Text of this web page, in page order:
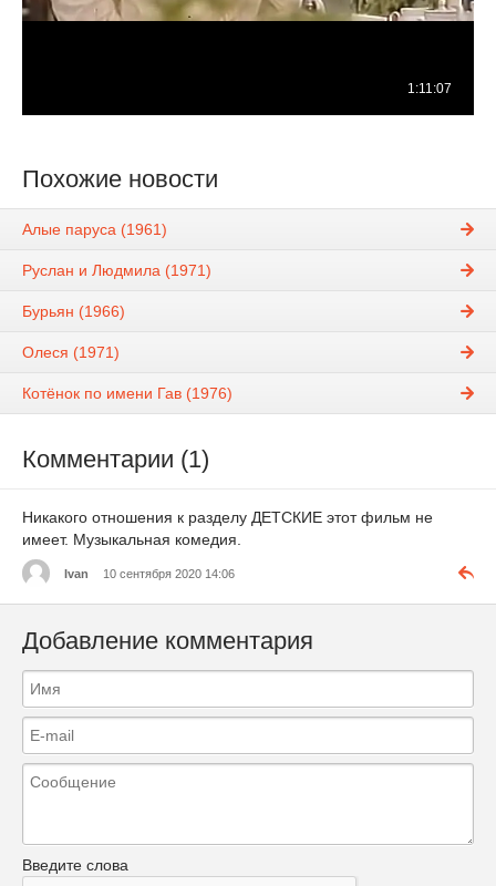
Похожие новости
Алые паруса (1961)
Руслан и Людмила (1971)
Бурьян (1966)
Олеся (1971)
Котёнок по имени Гав (1976)
Комментарии (1)
Никакого отношения к разделу ДЕТСКИЕ этот фильм не
имеет. Музыкальная комедия.
Ivan 10 сентября 2020 14:06
Добавление комментария
Введите слова